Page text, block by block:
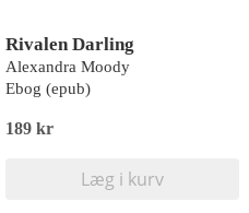
Rivalen Darling
Alexandra Moody
Ebog (epub)
189 kr
Læg i kurv